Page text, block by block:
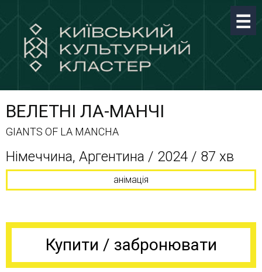
ВЕЛЕТНІ ЛА-МАНЧІ
GIANTS OF LA MANCHA
Німеччина, Аргентина / 2024 / 87 хв
анімація
Купити / забронювати